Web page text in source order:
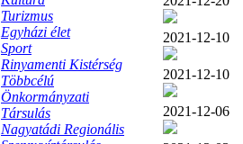
Turizmus
Egyházi élet
Sport
Rinyamenti Kistérség
Többcélú
Önkormányzati
Társulás
Nagyatádi Regionális
2021-12-10
2021-12-10
2021-12-06